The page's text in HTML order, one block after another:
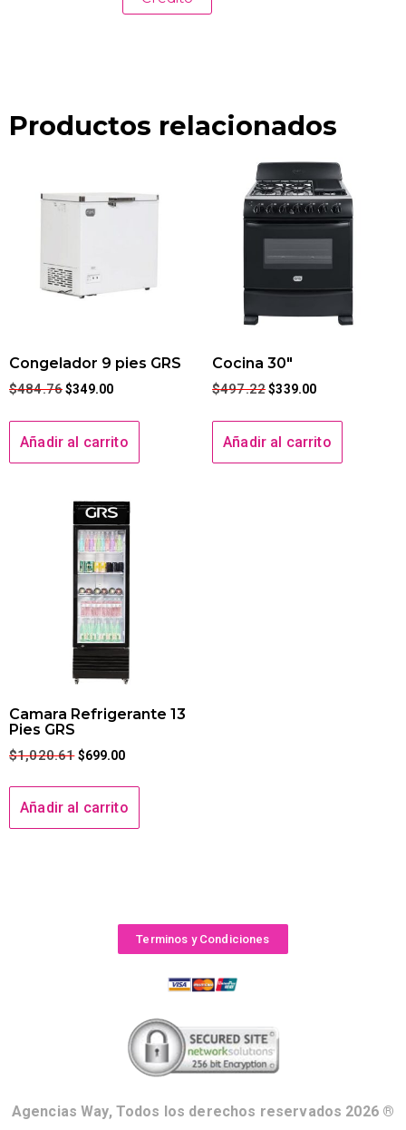
Productos relacionados
Congelador 9 pies GRS
$484.76 $349.00
Añadir al carrito
Cocina 30″
$497.22 $339.00
Añadir al carrito
Camara Refrigerante 13
Pies GRS
$1,020.61 $699.00
Añadir al carrito
Terminos y Condiciones
Agencias Way, Todos los derechos reservados 2026 ®